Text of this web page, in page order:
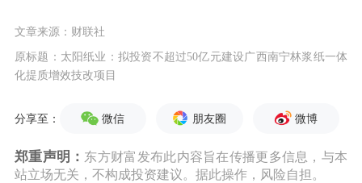
文章来源：财联社
原标题：太阳纸业：拟投资不超过50亿元建设广西南宁林浆纸一体
化提质增效技改项目
分享至： 微信 朋友圈 微博
郑重声明： 东方财富发布此内容旨在传播更多信息，与本
站立场无关，不构成投资建议。据此操作，风险自担。